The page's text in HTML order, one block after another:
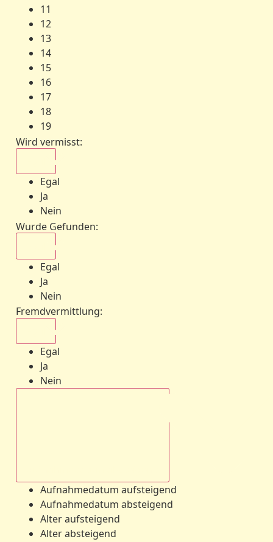
11
12
13
14
15
16
17
18
19
Wird vermisst:
Egal
Ja
Nein
Wurde Gefunden:
Egal
Ja
Nein
Fremdvermittlung:
Egal
Ja
Nein
Aufnahmedatum aufsteigend
Aufnahmedatum absteigend
Alter aufsteigend
Alter absteigend